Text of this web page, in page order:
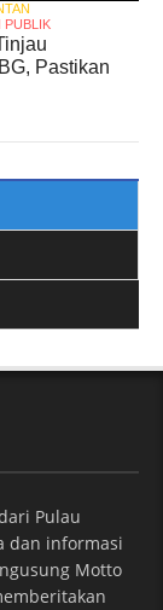
PUBLIK
Pastikan
Pulau
dan informasi
Motto